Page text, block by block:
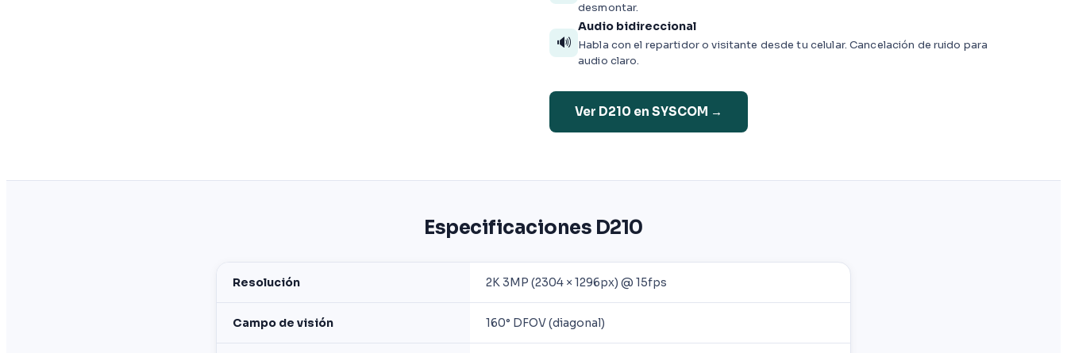
desmontar.
🔊
Audio bidireccional
Habla con el repartidor o visitante desde tu celular. Cancelación de ruido para
audio claro.
Ver D210 en SYSCOM →
Especificaciones D210
Resolución 2K 3MP (2304 × 1296px) @ 15fps
Campo de visión 160° DFOV (diagonal)